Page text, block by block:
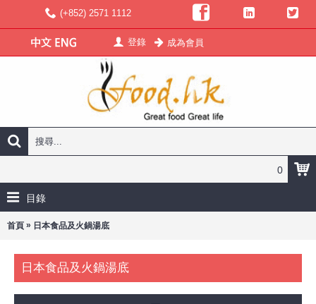
(+852) 2571 1112
登錄 成為會員
0
目錄
首頁 » 日本食品及火鍋湯底
日本食品及火鍋湯底